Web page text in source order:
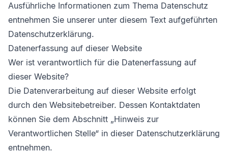
Ausführliche Informationen zum Thema Datenschutz
entnehmen Sie unserer unter diesem Text aufgeführten
Datenschutzerklärung.
Datenerfassung auf dieser Website
Wer ist verantwortlich für die Datenerfassung auf
dieser Website?
Die Datenverarbeitung auf dieser Website erfolgt
durch den Websitebetreiber. Dessen Kontaktdaten
können Sie dem Abschnitt „Hinweis zur
Verantwortlichen Stelle“ in dieser Datenschutzerklärung
entnehmen.